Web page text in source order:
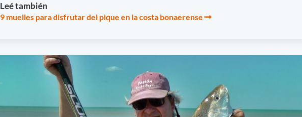
Leé también
9 muelles para disfrutar del pique en la costa bonaerense